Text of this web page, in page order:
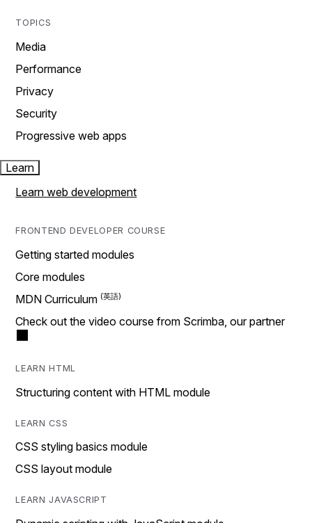
TOPICS
Media
Performance
Privacy
Security
Progressive web apps
Learn
Learn web development
FRONTEND DEVELOPER COURSE
Getting started modules
Core modules
MDN Curriculum
Check out the video course from Scrimba, our partner
LEARN HTML
Structuring content with HTML module
LEARN CSS
CSS styling basics module
CSS layout module
LEARN JAVASCRIPT